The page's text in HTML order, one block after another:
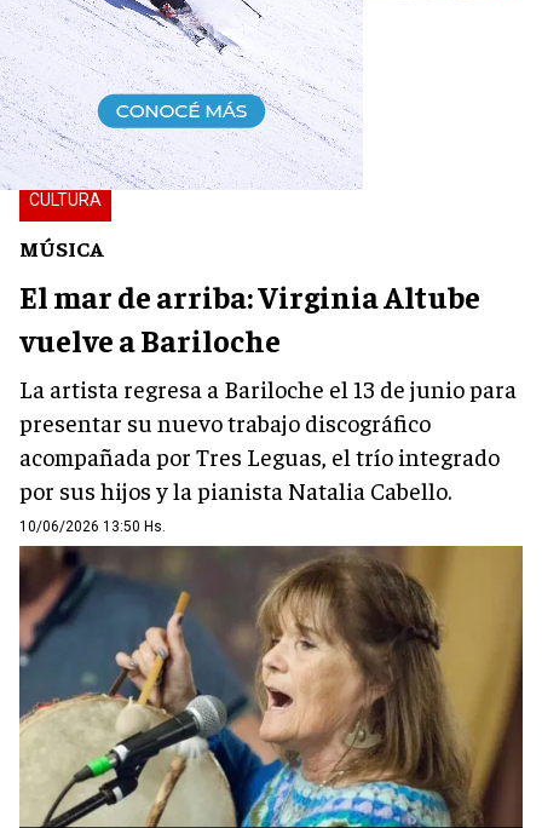
CULTURA
MÚSICA
El mar de arriba: Virginia Altube
vuelve a Bariloche
La artista regresa a Bariloche el 13 de junio para
presentar su nuevo trabajo discográfico
acompañada por Tres Leguas, el trío integrado
por sus hijos y la pianista Natalia Cabello.
10/06/2026 13:50 Hs.